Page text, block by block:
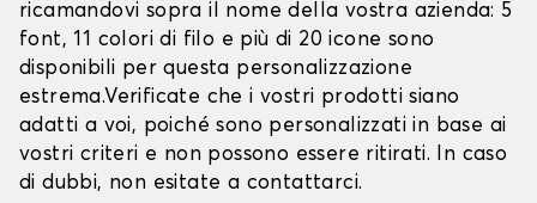
ricamandovi sopra il nome della vostra azienda: 5
font, 11 colori di filo e più di 20 icone sono
disponibili per questa personalizzazione
estrema.Verificate che i vostri prodotti siano
adatti a voi, poiché sono personalizzati in base ai
vostri criteri e non possono essere ritirati. In caso
di dubbi, non esitate a contattarci.